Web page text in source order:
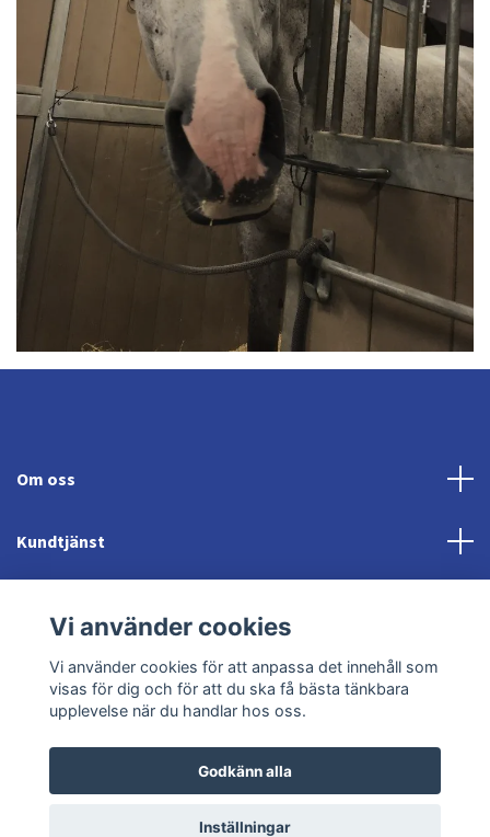
Om oss
Kundtjänst
Sociala medier
© 2026 Jonröds EquishopPowered by Quickbutik
Vi använder cookies
Vi använder cookies för att anpassa det innehåll som
visas för dig och för att du ska få bästa tänkbara
upplevelse när du handlar hos oss.
Godkänn alla
Inställningar